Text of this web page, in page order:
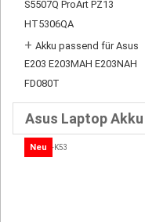
S5507Q ProArt PZ13
HT5306QA
+ Akku passend für Asus
E203 E203MAH E203NAH
FD080T
Asus Laptop
Neu